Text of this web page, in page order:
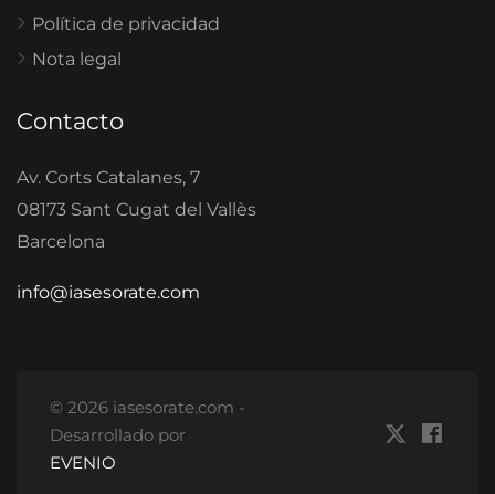
Política de privacidad
Nota legal
Contacto
Av. Corts Catalanes, 7
08173 Sant Cugat del Vallès
Barcelona
info@iasesorate.com
© 2026 iasesorate.com -
Desarrollado por
EVENIO